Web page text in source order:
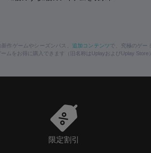
作ゲームやシーズンパス、 追加コンテンツ で、究極のゲー
ムをお得に購入できます（旧名称はUplayおよびUplay Store
限定割引